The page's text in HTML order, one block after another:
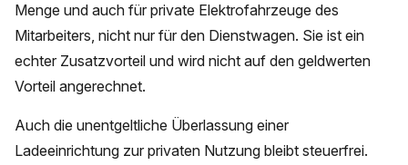
Menge und auch für private Elektrofahrzeuge des
Mitarbeiters, nicht nur für den Dienstwagen. Sie ist ein
echter Zusatzvorteil und wird nicht auf den geldwerten
Vorteil angerechnet.
Auch die unentgeltliche Überlassung einer
Ladeeinrichtung zur privaten Nutzung bleibt steuerfrei.